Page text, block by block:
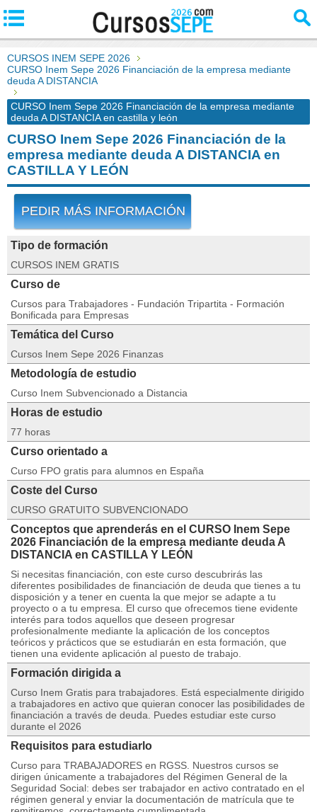
CURSOS INEM SEPE 2026
CURSO Inem Sepe 2026 Financiación de la empresa mediante
deuda A DISTANCIA
CURSO Inem Sepe 2026 Financiación de la empresa mediante
deuda A DISTANCIA en castilla y león
CURSO Inem Sepe 2026 Financiación de la
empresa mediante deuda A DISTANCIA en
CASTILLA Y LEÓN
PEDIR MÁS INFORMACIÓN
Tipo de formación
CURSOS INEM GRATIS
Curso de
Cursos para Trabajadores - Fundación Tripartita - Formación
Bonificada para Empresas
Temática del Curso
Cursos Inem Sepe 2026 Finanzas
Metodología de estudio
Curso Inem Subvencionado a Distancia
Horas de estudio
77 horas
Curso orientado a
Curso FPO gratis para alumnos en España
Coste del Curso
CURSO GRATUITO SUBVENCIONADO
Conceptos que aprenderás en el CURSO Inem Sepe
2026 Financiación de la empresa mediante deuda A
DISTANCIA en CASTILLA Y LEÓN
Si necesitas financiación, con este curso descubrirás las
diferentes posibilidades de financiación de deuda que tienes a tu
disposición y a tener en cuenta la que mejor se adapte a tu
proyecto o a tu empresa. El curso que ofrecemos tiene evidente
interés para todos aquellos que deseen progresar
profesionalmente mediante la aplicación de los conceptos
teóricos y prácticos que se estudiarán en esta formación, que
tienen una evidente aplicación al puesto de trabajo.
Formación dirigida a
Curso Inem Gratis para trabajadores. Está especialmente dirigido
a trabajadores en activo que quieran conocer las posibilidades de
financiación a través de deuda. Puedes estudiar este curso
durante el 2026
Requisitos para estudiarlo
Curso para TRABAJADORES en RGSS. Nuestros cursos se
dirigen únicamente a trabajadores del Régimen General de la
Seguridad Social: debes ser trabajador en activo contratado en el
régimen general y enviar la documentación de matrícula que te